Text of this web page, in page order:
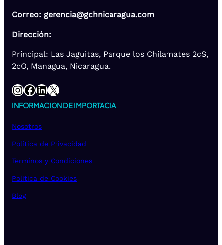
Correo: gerencia@gchnicaragua.com
Dirección:
Principal: Las Jaguitas, Parque los Chilamates 2cS,
2cO, Managua, Nicaragua.
InstagramFacebook LinkedIn X
INFORMACION DE IMPORTACIA
Nosotros
Política de Privacidad
Terminos y Condiciones
Politica de Cookies
Blog